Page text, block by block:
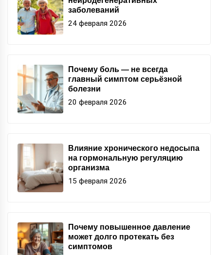
заболеваний
24 февраля 2026
Почему боль — не всегда
главный симптом серьёзной
болезни
20 февраля 2026
Влияние хронического недосыпа
на гормональную регуляцию
организма
15 февраля 2026
Почему повышенное давление
может долго протекать без
симптомов